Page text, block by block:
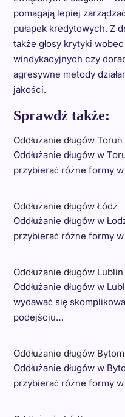
pomagają lepiej
pułapek kredytowych. Z
także głosy krytyki
windykacyjnych czy
agresywne metody
jakości.
Sprawdź także:
Oddłużanie długów Toruń
Oddłużanie długów w
przybierać różne formy
Oddłużanie długów Łódź
Oddłużanie długów w
przybierać różne formy
Oddłużanie długów Lublin
Oddłużanie długów w
wydawać się
podejściu…
Oddłużanie długów Bytom
Oddłużanie długów w
przybierać różne formy